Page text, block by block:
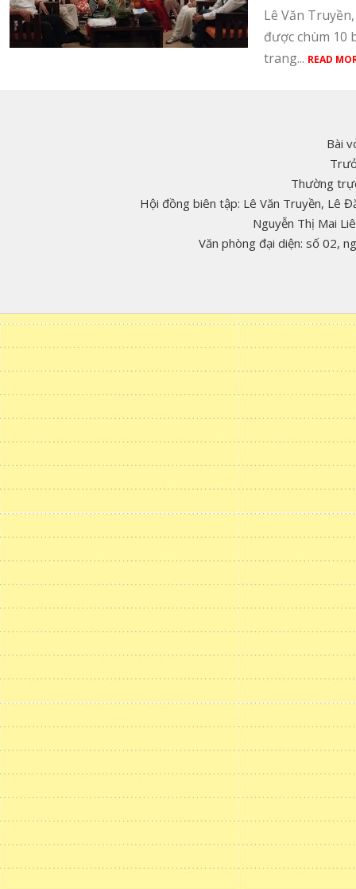
Lê Văn
được chùm 10
trang... READ
Bài
Thường
Hội đồng biên tập: Lê Văn Truyền, Lê
Nguyễn Thị Mai
Văn phòng đại diện: số 02,